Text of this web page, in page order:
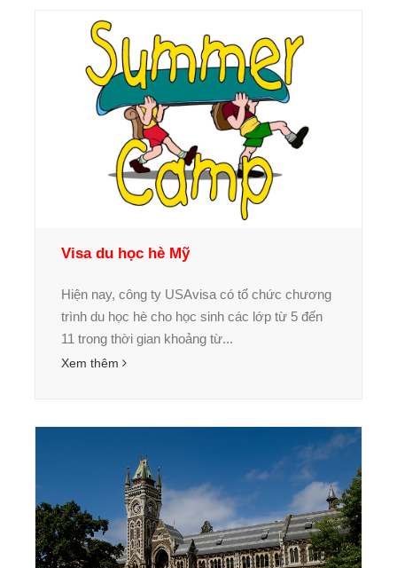
Visa du học hè Mỹ
Hiện nay, công ty USAvisa có tổ chức chương
trình du học hè cho học sinh các lớp từ 5 đến
11 trong thời gian khoảng từ...
Xem thêm